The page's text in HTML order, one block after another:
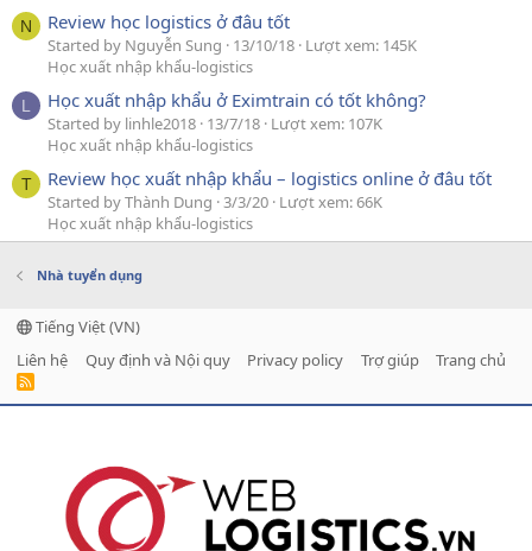
N Review học logistics ở đâu tốt
Started by Nguyễn Sung 13/10/18 Lượt xem: 145K
Học xuất nhập khẩu-logistics
L Học xuất nhập khẩu ở Eximtrain có tốt không?
Started by linhle2018 13/7/18 Lượt xem: 107K
Học xuất nhập khẩu-logistics
T Review học xuất nhập khẩu – logistics online ở đâu tốt
Started by Thành Dung 3/3/20 Lượt xem: 66K
Học xuất nhập khẩu-logistics
Nhà tuyển dụng
Tiếng Việt (VN)
Liên hệ
Quy định và Nội quy Privacy policy Trợ giúp Trang chủ
R